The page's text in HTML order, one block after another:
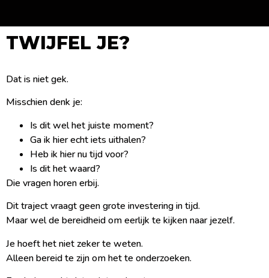
TWIJFEL JE?
Dat is niet gek.
Misschien denk je:
Is dit wel het juiste moment?
Ga ik hier echt iets uithalen?
Heb ik hier nu tijd voor?
Is dit het waard?
Die vragen horen erbij.
Dit traject vraagt geen grote investering in tijd.
Maar wel de bereidheid om eerlijk te kijken naar jezelf.
Je hoeft het niet zeker te weten.
Alleen bereid te zijn om het te onderzoeken.